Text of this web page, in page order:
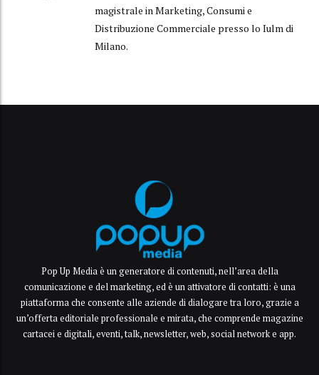
magistrale in Marketing, Consumi e
Distribuzione Commerciale presso lo Iulm di
Milano.
Pop Up Media è un generatore di contenuti, nell’area della
comunicazione e del marketing, ed è un attivatore di contatti: è una
piattaforma che consente alle aziende di dialogare tra loro, grazie a
un’offerta editoriale professionale e mirata, che comprende magazine
cartacei e digitali, eventi, talk, newsletter, web, social network e app.